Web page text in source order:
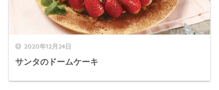
2020年12月24日
サンタのドームケーキ